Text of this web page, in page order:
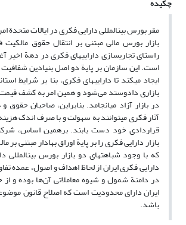
چکیده
مقر بورس بین­المللی دارایی فکری در ایالات متحدة
بازار بورس مالی مبتنی بر انتقال حقوق
راستای تجاری­سازی دارایی­های فکری در دهة اخیر
است. این سازمان بر پایة دو اصل بنیادین شفافیت
ایجاد می­کند تا دارایی­های فکری، بنا بر شرایط
بازاری دادوستد می‌شود و همین امر به کشف
در بازار آزاد می­انجامد. بنابراین، صاحبان حقوق
آثار فکری می­توانند به سهولت و با صرف اندک
قراردادی خود دست یابند. برهمین اساس،
بازار دارایی فکری را بر پایة اوراق بهادار مبتنی بر
که با وجود شباهت­های دو بازار بورس بین­المللی
دارایی فکری ایران از لحاظ اهداف و اصول، عمده
در دامنة شمول و شیوه معاملاتی آن‌ها بوده و
ایران دارای محدودیت است که اصلاح قانون
باشد.